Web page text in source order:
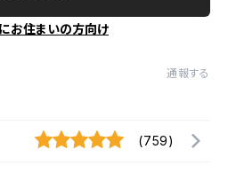
お住まいの方向け
通報する
(759)